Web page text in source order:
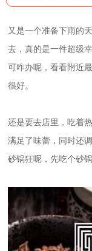
又是一个准备下雨的
去，真的是一件超级
可咋办呢，看看附近
很好。
还是要去店里，吃着
满足了味蕾，同时还
砂锅狂呢，先吃个砂